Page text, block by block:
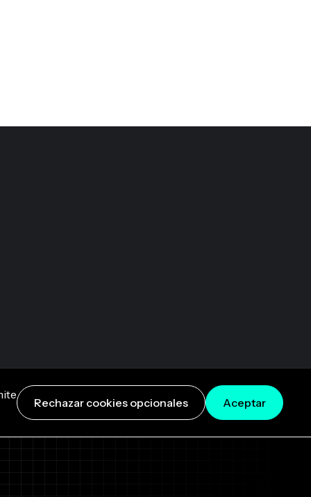
Rechazar cookies opcionales Aceptar